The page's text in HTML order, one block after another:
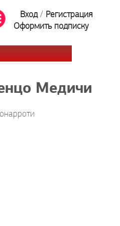
Вход/ Регистрация
Оформить подписку
Медичи